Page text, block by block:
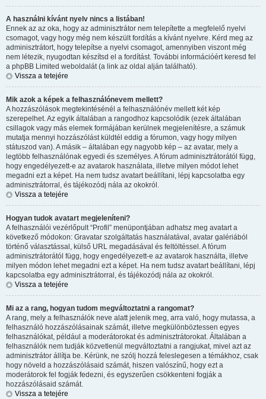
A használni kívánt nyelv nincs a listában!
Ennek az az oka, hogy az adminisztrátor nem telepítette a megfelelő nyelvi
csomagot, vagy hogy még nem készült fordítás a kívánt nyelvre. Kérd meg az
adminisztrátort, hogy telepítse a nyelvi csomagot, amennyiben viszont még
nem létezik, nyugodtan készítsd el a fordítást. További információért keresd fel
a phpBB Limited weboldalát (a link az oldal alján található).
Vissza a tetejére
Mik azok a képek a felhasználónevem mellett?
A hozzászólások megtekintésénél a felhasználónév mellett két kép
szerepelhet. Az egyik általában a rangodhoz kapcsolódik (ezek általában
csillagok vagy más elemek formájában kerülnek megjelenítésre, a számuk
mutatja mennyi hozzászólást küldtél eddig a fórumon, vagy hogy milyen
státuszod van). A másik – általában egy nagyobb kép – az avatar, mely a
legtöbb felhasználónak egyedi és személyes. A fórum adminisztrátorától függ,
hogy engedélyezett-e az avatarok használata, illetve milyen módot lehet
megadni ezt a képet. Ha nem tudsz avatart beállítani, lépj kapcsolatba egy
adminisztrátorral, és tájékozódj nála az okokról.
Vissza a tetejére
Hogyan tudok avatart megjeleníteni?
A felhasználói vezérlőpult “Profil” menüpontjában adhatsz meg avatart a
következő módokon: Gravatar szolgáltatás használatával, avatar galériából
történő választással, külső URL megadásával és feltöltéssel. A fórum
adminisztrátorától függ, hogy engedélyezett-e az avatarok használta, illetve
milyen módon lehet megadni ezt a képet. Ha nem tudsz avatart beállítani, lépj
kapcsolatba egy adminisztrátorral, és tájékozódj nála az okokról.
Vissza a tetejére
Mi az a rang, hogyan tudom megváltoztatni a rangomat?
A rang, mely a felhasználók neve alatt jelenik meg, arra való, hogy mutassa, a
felhasználó hozzászólásainak számát, illetve megkülönböztessen egyes
felhasználókat, például a moderátorokat és adminisztrátorokat. Általában a
felhasználók nem tudják közvetlenül megváltoztatni a rangjukat, mivel azt az
adminisztrátor állítja be. Kérünk, ne szólj hozzá feleslegesen a témákhoz, csak
hogy növeld a hozzászólásaid számát, hiszen valószínű, hogy ezt a
moderátorok fel fogják fedezni, és egyszerűen csökkenteni fogják a
hozzászólásaid számát.
Vissza a tetejére